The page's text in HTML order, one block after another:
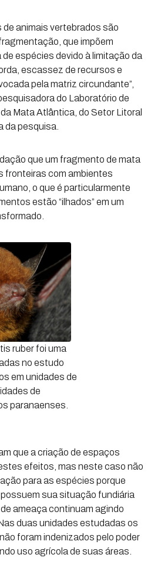
animais vertebrados são
que impõem
espécies devido à limitação da
escassez de recursos e
pela matriz circundante”,
do Laboratório de
Mata Atlântica, do Setor Litoral
da pesquisa.
que um fragmento de mata
fronteiras com ambientes
o que é particularmente
estão “ilhados” em um
ruber foi uma
no estudo
em unidades de
de
paranaenses.
que a criação de espaços
efeitos, mas neste caso não
para as espécies porque
sua situação fundiária
ameaça continuam agindo
duas unidades estudadas os
foram indenizados pelo poder
uso agrícola de suas áreas.